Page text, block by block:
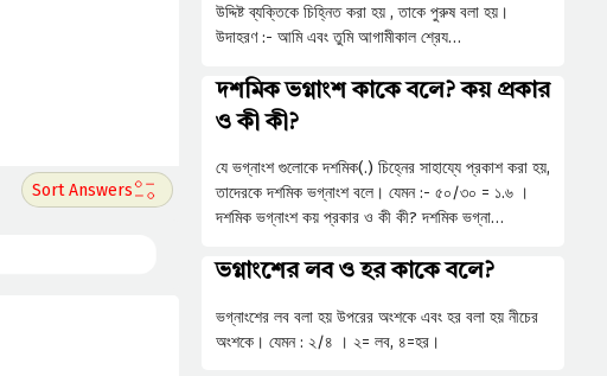
উদ্দিষ্ট ব্যক্তিকে চিহ্নিত করা হয় , তাকে পুরুষ বলা হয়।
উদাহরণ :- আমি এবং তুমি আগামীকাল শ্রেয…
দশমিক ভগ্নাংশ কাকে বলে? কয় প্রকার
ও কী কী?
যে ভগ্নাংশ গুলোকে দশমিক(.) চিহ্নের সাহায্যে প্রকাশ করা হয়,
তাদেরকে দশমিক ভগ্নাংশ বলে। যেমন :- ৫০/৩০ = ১.৬ ।
দশমিক ভগ্নাংশ কয় প্রকার ও কী কী? দশমিক ভগ্না…
ভগ্নাংশের লব ও হর কাকে বলে?
ভগ্নাংশের লব বলা হয় উপরের অংশকে এবং হর বলা হয় নীচের
অংশকে। যেমন : ২/৪ । ২= লব, ৪=হর।